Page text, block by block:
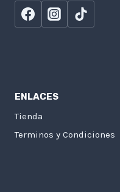
ENLACES
Tienda
Terminos y Condiciones